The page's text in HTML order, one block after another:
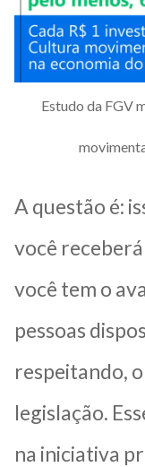
Estudo da FGV
A questão é:
você
você tem o
pessoas
respeitando,
legislação.
na iniciativa